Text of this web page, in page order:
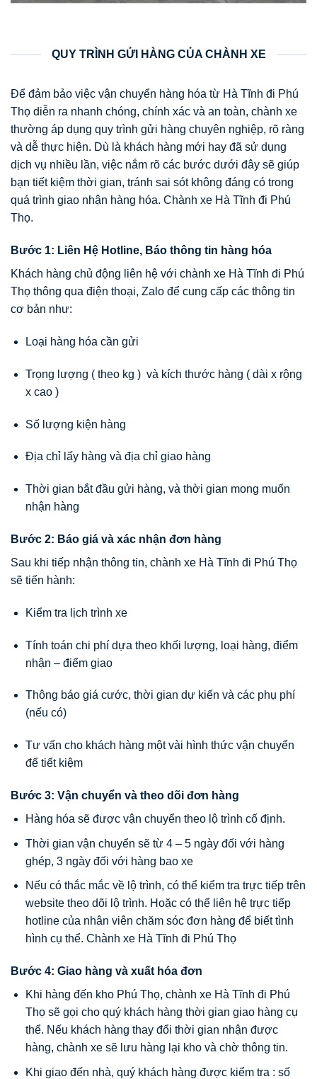
QUY TRÌNH GỬI HÀNG CỦA CHÀNH XE
Để đảm bảo việc vận chuyển hàng hóa từ Hà Tĩnh đi Phú
Thọ diễn ra nhanh chóng, chính xác và an toàn, chành xe
thường áp dụng quy trình gửi hàng chuyên nghiệp, rõ ràng
và dễ thực hiện. Dù là khách hàng mới hay đã sử dụng
dịch vụ nhiều lần, việc nắm rõ các bước dưới đây sẽ giúp
bạn tiết kiệm thời gian, tránh sai sót không đáng có trong
quá trình giao nhận hàng hóa. Chành xe Hà Tĩnh đi Phú
Thọ.
Bước 1: Liên Hệ Hotline, Báo thông tin hàng hóa
Khách hàng chủ động liên hệ với chành xe Hà Tĩnh đi Phú
Thọ thông qua điện thoại, Zalo để cung cấp các thông tin
cơ bản như:
Loại hàng hóa cần gửi
Trọng lượng ( theo kg ) và kích thước hàng ( dài x rộng
x cao )
Số lượng kiện hàng
Địa chỉ lấy hàng và địa chỉ giao hàng
Thời gian bắt đầu gửi hàng, và thời gian mong muốn
nhận hàng
Bước 2: Báo giá và xác nhận đơn hàng
Sau khi tiếp nhận thông tin, chành xe Hà Tĩnh đi Phú Thọ
sẽ tiến hành:
Kiểm tra lịch trình xe
Tính toán chi phí dựa theo khối lượng, loại hàng, điểm
nhận – điểm giao
Thông báo giá cước, thời gian dự kiến và các phụ phí
(nếu có)
Tư vấn cho khách hàng một vài hình thức vận chuyển
để tiết kiệm
Bước 3: Vận chuyển và theo dõi đơn hàng
Hàng hóa sẽ được vận chuyển theo lộ trình cố định.
Thời gian vận chuyển sẽ từ 4 – 5 ngày đối với hàng
ghép, 3 ngày đối với hàng bao xe
Nếu có thắc mắc về lộ trình, có thể kiểm tra trực tiếp trên
website theo dõi lộ trình. Hoặc có thể liên hệ trực tiếp
hotline của nhân viên chăm sóc đơn hàng để biết tình
hình cụ thể. Chành xe Hà Tĩnh đi Phú Thọ
Bước 4: Giao hàng và xuất hóa đơn
Khi hàng đến kho Phú Thọ, chành xe Hà Tĩnh đi Phú
Thọ sẽ gọi cho quý khách hàng thời gian giao hàng cụ
thể. Nếu khách hàng thay đổi thời gian nhận được
hàng, chành xe sẽ lưu hàng lại kho và chờ thông tin.
Khi giao đến nhà, quý khách hàng được kiểm tra : số